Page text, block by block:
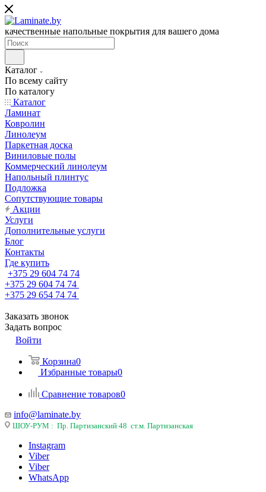
качественные напольные покрытия для вашего дома
Каталог
По всему сайту
По каталогу
Каталог
Ламинат
Ковролин
Линолеум
Паркетная доска
Виниловые полы
Коммерческий линолеум
Напольный плинтус
Подложка
Сопутствующие товары
Акции
Услуги
Дополнительные услуги
Блог
Контакты
Где купить
+375 29 604 74 74
+375 29 604 74 74
+375 29 654 74 74
Заказать звонок
Задать вопрос
Войти
Корзина0
Избранные товары0
Сравнение товаров0
info@laminate.by
ШОУ-РУМ : Пр. Партизанский 48 ст.м. Партизанская
Instagram
Viber
Viber
WhatsApp